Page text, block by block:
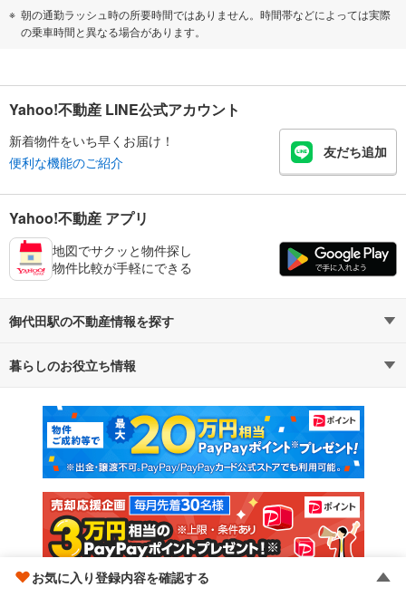
朝の通勤ラッシュ時の所要時間ではありません。時間帯などによっては実際
の乗車時間と異なる場合があります。
お気に入り登録内容を確認する
Yahoo!不動産 LINE公式アカウント
新着物件をいち早くお届け！
便利な機能のご紹介
友だち追加
Yahoo!不動産 アプリ
地図でサクッと物件探し
物件比較が手軽にできる
御代田駅の不動産情報を探す
不動産・住宅
新築マンション 中古マンション
新築一戸建て 中古一戸建て
注文住宅 土地
売却査定
暮らしのお役立ち情報
マンションカタログ 教えて！住まいの先生